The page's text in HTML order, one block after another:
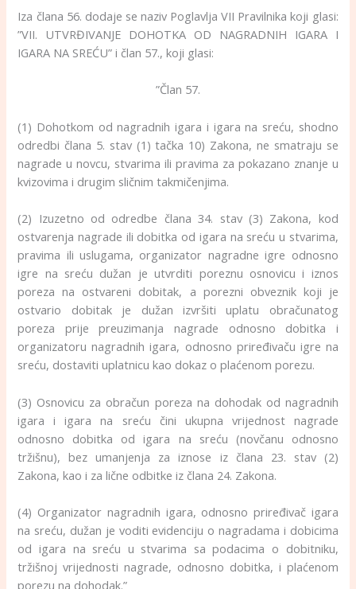
Iza člana 56. dodaje se naziv Poglavlja VII Pravilnika koji glasi:
”VII. UTVRĐIVANJE DOHOTKA OD NAGRADNIH IGARA I
IGARA NA SREĆU” i član 57., koji glasi:
”Član 57.
(1) Dohotkom od nagradnih igara i igara na sreću, shodno
odredbi člana 5. stav (1) tačka 10) Zakona, ne smatraju se
nagrade u novcu, stvarima ili pravima za pokazano znanje u
kvizovima i drugim sličnim takmičenjima.
(2) Izuzetno od odredbe člana 34. stav (3) Zakona, kod
ostvarenja nagrade ili dobitka od igara na sreću u stvarima,
pravima ili uslugama, organizator nagradne igre odnosno
igre na sreću dužan je utvrditi poreznu osnovicu i iznos
poreza na ostvareni dobitak, a porezni obveznik koji je
ostvario dobitak je dužan izvršiti uplatu obračunatog
poreza prije preuzimanja nagrade odnosno dobitka i
organizatoru nagradnih igara, odnosno priređivaču igre na
sreću, dostaviti uplatnicu kao dokaz o plaćenom porezu.
(3) Osnovicu za obračun poreza na dohodak od nagradnih
igara i igara na sreću čini ukupna vrijednost nagrade
odnosno dobitka od igara na sreću (novčanu odnosno
tržišnu), bez umanjenja za iznose iz člana 23. stav (2)
Zakona, kao i za lične odbitke iz člana 24. Zakona.
(4) Organizator nagradnih igara, odnosno priređivač igara
na sreću, dužan je voditi evidenciju o nagradama i dobicima
od igara na sreću u stvarima sa podacima o dobitniku,
tržišnoj vrijednosti nagrade, odnosno dobitka, i plaćenom
porezu na dohodak.”